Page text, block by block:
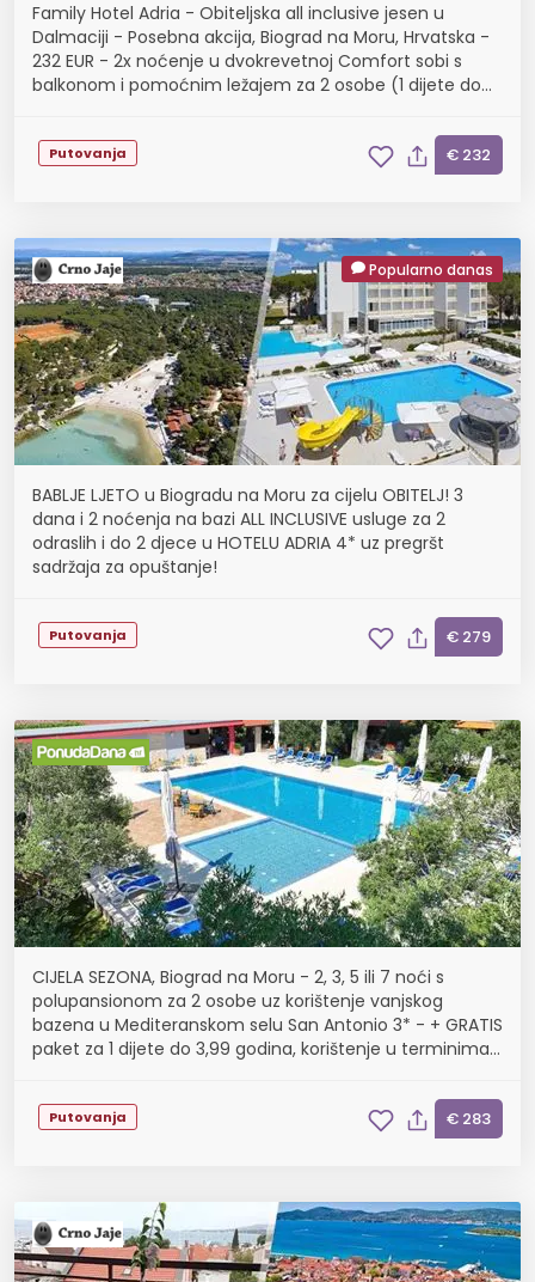
Family Hotel Adria - Obiteljska all inclusive jesen u
Dalmaciji - Posebna akcija, Biograd na Moru, Hrvatska -
232 EUR - 2x noćenje u dvokrevetnoj Comfort sobi s
balkonom i pomoćnim ležajem za 2 osobe (1 dijete do
Putovanja € 232
Popularno danas
BABLJE LJETO u Biogradu na Moru za cijelu OBITELJ! 3
dana i 2 noćenja na bazi ALL INCLUSIVE usluge za 2
odraslih i do 2 djece u HOTELU ADRIA 4* uz pregršt
sadržaja za opuštanje!
Putovanja € 279
CIJELA SEZONA, Biograd na Moru - 2, 3, 5 ili 7 noći s
polupansionom za 2 osobe uz korištenje vanjskog
bazena u Mediteranskom selu San Antonio 3* - + GRATIS
paket za 1 dijete do 3,99 godina, korištenje u terminima
Putovanja € 283